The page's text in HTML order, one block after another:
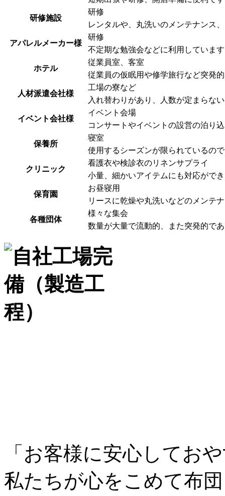
研修施設
研修
レンタルや、丸洗いのメンテナンス
アパレルメーカー様
研修
不定期な勉強会などに利用していま
ホテル
従業員室、客室
従業員の仮眠用や修学旅行など突発
人材派遣会社様
工場の寮など
入れ替わりがあり、人数が定まらな
イベント会社様
イベント会場
コンサートやイベントの設営の泊り
保養所
寝室
使用するシーズンが限られているの
クリニック
看護衣や検診衣のリネンサプライ
小量、細かいアイテムにも対応がで
保育園
お昼寝用
リースに乾燥や丸洗いなどのメンテ
各種団体
様々な集会
数量が大量で流動的、また突発的で
「お客様に安心してお
私たちが心をこめて布